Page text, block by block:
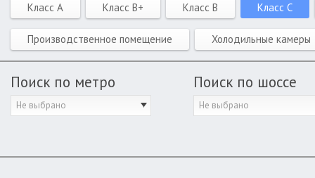
Класс A Класс B+ Класс B Класс C
Производственное помещение Холодильные камеры
Поиск по метро
Не выбрано
Поиск по шоссе
Не выбрано